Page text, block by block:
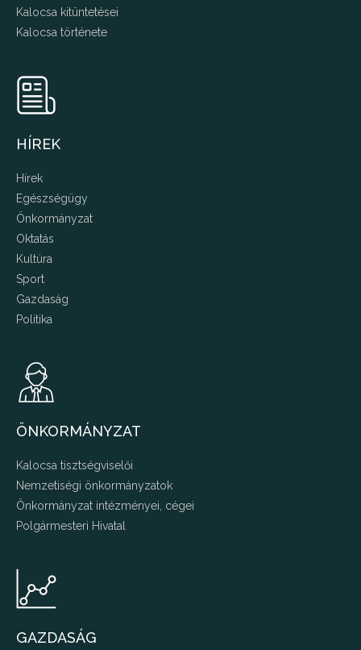
Kalocsa kitüntetései
Kalocsa története
HÍREK
Hírek
Egészségügy
Önkormányzat
Oktatás
Kultúra
Sport
Gazdaság
Politika
ÖNKORMÁNYZAT
Kalocsa tisztségviselői
Nemzetiségi önkormányzatok
Önkormányzat intézményei, cégei
Polgármesteri Hivatal
GAZDASÁG